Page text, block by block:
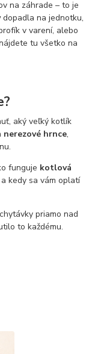
na záhrade – to je
dopadla na jednotku,
v varení, alebo
tu všetko na
aký veľký kotlík
nerezové hrnce,
funguje kotlová
a kedy sa vám oplatí
priamo nad
to každému.